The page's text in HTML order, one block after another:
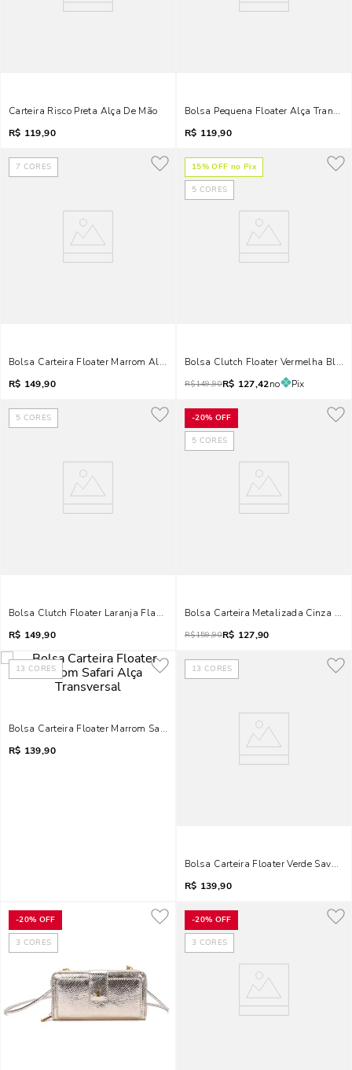
Carteira Risco Preta Alça De Mão
R$ 119,90
Bolsa Pequena Floater Alça
R$ 119,90
7 CORES
Bolsa Carteira Floater Marrom Alça Transversal
R$ 149,90
15% OFF no Pix
5 CORES
Bolsa Clutch Floater Vermelha Blood
R$149,90R$ 127,42no Pix
5 CORES
Bolsa Clutch Floater Laranja Flame Alça Corrente
R$ 149,90
-20% OFF
5 CORES
Bolsa Carteira Metalizada Cinza
R$159,90R$ 127,90
13 CORES
Bolsa Carteira Floater Marrom Safari Alça Transversal
R$ 139,90
13 CORES
Bolsa Carteira Floater Verde
R$ 139,90
-20% OFF
3 CORES
-20% OFF
3 CORES